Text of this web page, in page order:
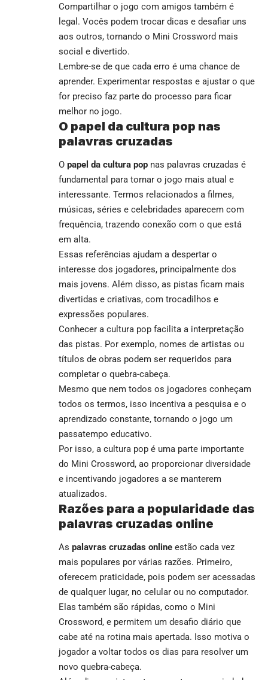
Compartilhar o jogo com amigos também é
legal. Vocês podem trocar dicas e desafiar uns
aos outros, tornando o Mini Crossword mais
social e divertido.
Lembre-se de que cada erro é uma chance de
aprender. Experimentar respostas e ajustar o que
for preciso faz parte do processo para ficar
melhor no jogo.
O papel da cultura pop nas
palavras cruzadas
O papel da cultura pop nas palavras cruzadas é
fundamental para tornar o jogo mais atual e
interessante. Termos relacionados a filmes,
músicas, séries e celebridades aparecem com
frequência, trazendo conexão com o que está
em alta.
Essas referências ajudam a despertar o
interesse dos jogadores, principalmente dos
mais jovens. Além disso, as pistas ficam mais
divertidas e criativas, com trocadilhos e
expressões populares.
Conhecer a cultura pop facilita a interpretação
das pistas. Por exemplo, nomes de artistas ou
títulos de obras podem ser requeridos para
completar o quebra-cabeça.
Mesmo que nem todos os jogadores conheçam
todos os termos, isso incentiva a pesquisa e o
aprendizado constante, tornando o jogo um
passatempo educativo.
Por isso, a cultura pop é uma parte importante
do Mini Crossword, ao proporcionar diversidade
e incentivando jogadores a se manterem
atualizados.
Razões para a popularidade das
palavras cruzadas online
As palavras cruzadas online estão cada vez
mais populares por várias razões. Primeiro,
oferecem praticidade, pois podem ser acessadas
de qualquer lugar, no celular ou no computador.
Elas também são rápidas, como o Mini
Crossword, e permitem um desafio diário que
cabe até na rotina mais apertada. Isso motiva o
jogador a voltar todos os dias para resolver um
novo quebra-cabeça.